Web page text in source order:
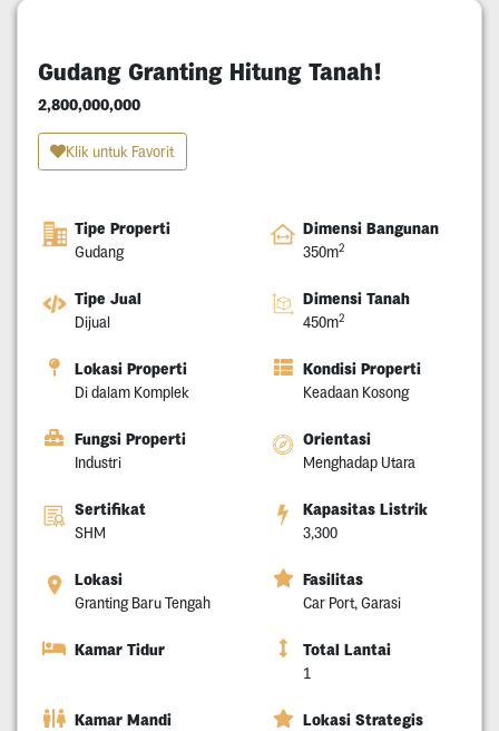
Gudang Granting Hitung Tanah!
2,800,000,000
Klik untuk Favorit
Tipe Properti
Gudang
Dimensi Bangunan
350m2
Tipe Jual
Dijual
Dimensi Tanah
450m2
Lokasi Properti
Di dalam Komplek
Kondisi Properti
Keadaan Kosong
Fungsi Properti
Industri
Orientasi
Menghadap Utara
Sertifikat
SHM
Kapasitas Listrik
3,300
Lokasi
Granting Baru Tengah
Fasilitas
Car Port, Garasi
Kamar Tidur Total Lantai
1
Kamar Mandi Lokasi Strategis